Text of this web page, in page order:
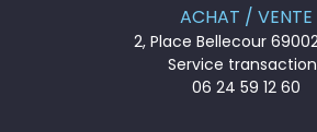
ACHAT / VENTE
2, Place Bellecour
Service
06 24 59 12 60